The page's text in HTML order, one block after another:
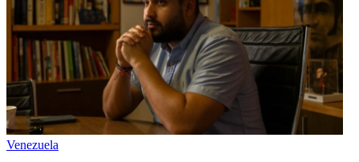
Venezuela